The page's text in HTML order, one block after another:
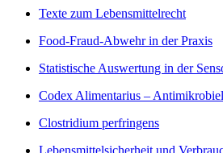
Texte zum Lebensmittelrecht
Food-Fraud-Abwehr in der Praxis
Statistische Auswertung in der
Codex Alimentarius –
Clostridium perfringens